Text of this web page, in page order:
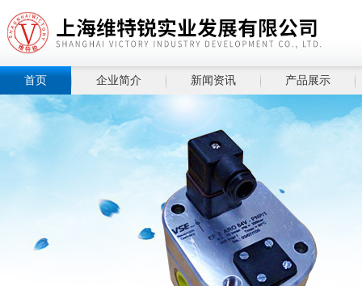
首页 企业简介 新闻资讯 产品展示